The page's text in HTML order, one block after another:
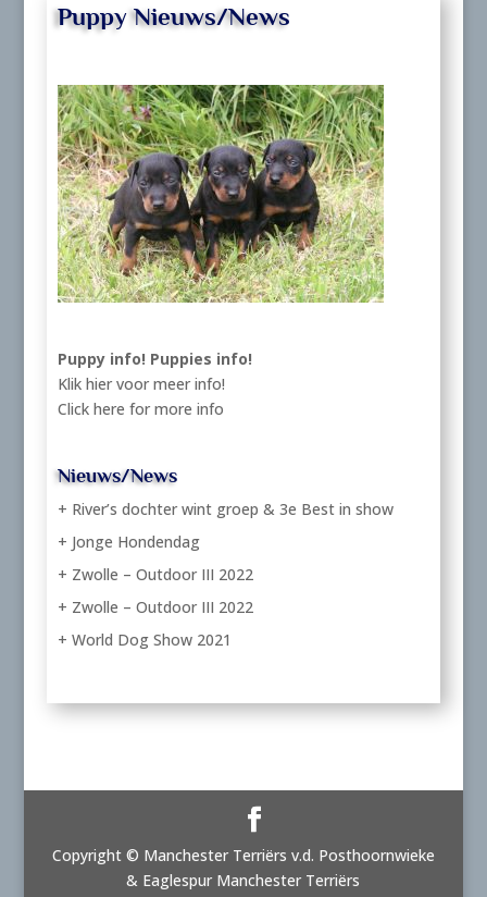
Puppy Nieuws/News
Puppy info! Puppies info!
Klik hier voor meer info!
Click here for more info
Nieuws/News
+ River’s dochter wint groep & 3e Best in show
+ Jonge Hondendag
+ Zwolle – Outdoor III 2022
+ Zwolle – Outdoor III 2022
+ World Dog Show 2021
Copyright © Manchester Terriërs v.d. Posthoornwieke
& Eaglespur Manchester Terriërs